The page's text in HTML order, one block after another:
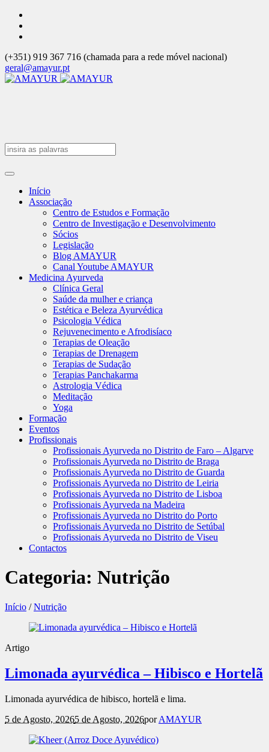
(+351) 919 367 716 (chamada para a rede móvel nacional)
geral@amayur.pt
Início
Associação
Centro de Estudos e Formação
Centro de Investigação e Desenvolvimento
Sócios
Legislação
Blog AMAYUR
Canal Youtube AMAYUR
Medicina Ayurveda
Clínica Geral
Saúde da mulher e criança
Estética e Beleza Ayurvédica
Psicologia Védica
Rejuvenecimento e Afrodisíaco
Terapias de Oleação
Terapias de Drenagem
Terapias de Sudação
Terapias Panchakarma
Astrologia Védica
Meditação
Yoga
Formação
Eventos
Profissionais
Profissionais Ayurveda no Distrito de Faro – Algarve
Profissionais Ayurveda no Distrito de Braga
Profissionais Ayurveda no Distrito de Guarda
Profissionais Ayurveda no Distrito de Leiria
Profissionais Ayurveda no Distrito de Lisboa
Profissionais Ayurveda na Madeira
Profissionais Ayurveda no Distrito do Porto
Profissionais Ayurveda no Distrito de Setúbal
Profissionais Ayurveda no Distrito de Viseu
Contactos
Categoria: Nutrição
Início /Nutrição
Artigo
Limonada ayurvédica – Hibisco e Hortelã
Limonada ayurvédica de hibisco, hortelã e lima.
5 de Agosto, 20265 de Agosto, 2026porAMAYUR